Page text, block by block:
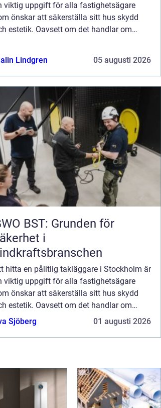
viktig uppgift för alla fastighetsägare
önskar att säkerställa sitt hus skydd
estetik. Oavsett om det handlar om
Lindgren
05 augusti 2026
BST: Grunden för
i
hitta en pålitlig takläggare i Stockholm är
viktig uppgift för alla fastighetsägare
önskar att säkerställa sitt hus skydd
estetik. Oavsett om det handlar om
renovering eller repara...
Sjöberg 01 augusti 2026